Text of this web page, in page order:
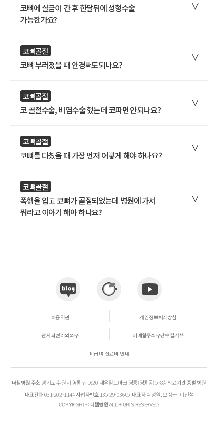
코뼈에 실금이 간 후 한달뒤에 성형수술
가능한가요?
코뼈골절
코뼈 부러졌을 때 안경써도되나요?
코뼈골절
코 골절수술, 비염수술 했는데 코파면 안되나요?
코뼈골절
코뼈를 다쳤을 때 가장 먼저 어떻게 해야 하나요?
코뼈골절
폭행을 입고 코뼈가 골절되었는데 병원에 가서
뭐라고 이야기 해야 하나요?
이용약관 개인정보처리방침
환자의권리와의무 이메일주소무단수집거부
비급여 진료비 안내
더웰병원 주소 경기도 수원시 영통구 1620 대우월드마크 영통(영통동) 5-8층의료기관 종별병원
대표전화031-202-1144사업자번호135-29-03605 대표자박성원, 오정근, 이진석
COPYRIGHT © 더웰병원ALL RIGHTS RESERVED.